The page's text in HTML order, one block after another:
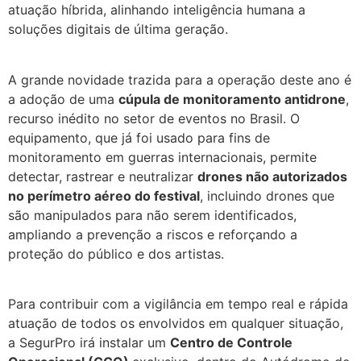
atuação híbrida, alinhando inteligência humana a
soluções digitais de última geração.
A grande novidade trazida para a operação deste ano é
a adoção de uma cúpula de monitoramento antidrone,
recurso inédito no setor de eventos no Brasil. O
equipamento, que já foi usado para fins de
monitoramento em guerras internacionais, permite
detectar, rastrear e neutralizar drones não autorizados
no perímetro aéreo do festival, incluindo drones que
são manipulados para não serem identificados,
ampliando a prevenção a riscos e reforçando a
proteção do público e dos artistas.
Para contribuir com a vigilância em tempo real e rápida
atuação de todos os envolvidos em qualquer situação,
a SegurPro irá instalar um Centro de Controle